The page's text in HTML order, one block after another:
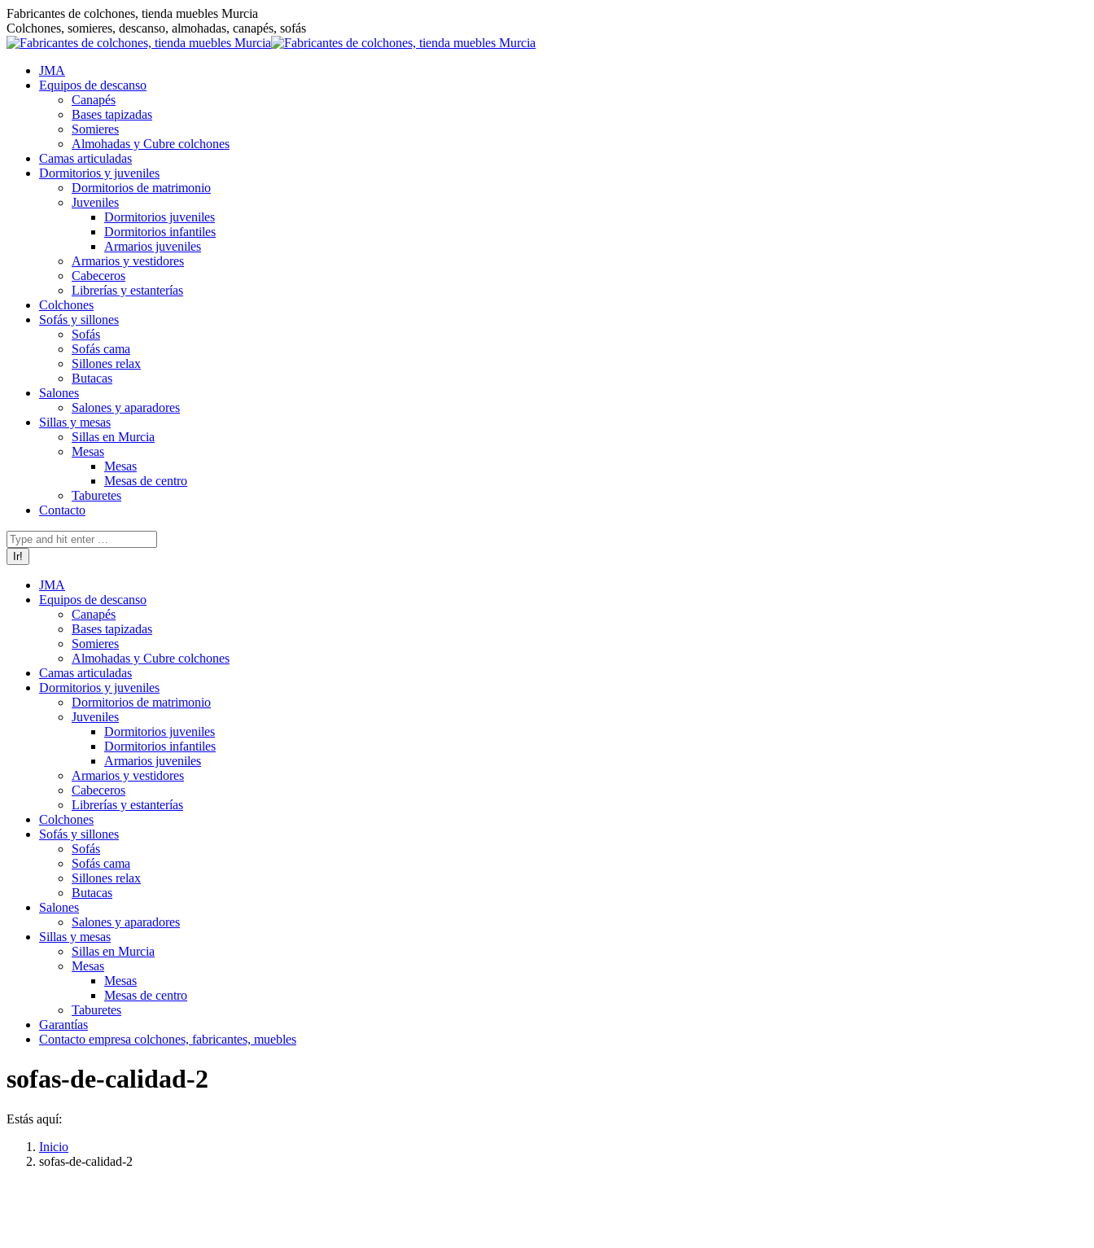
Saltar
al
contenido
Fabricantes de colchones, tienda muebles Murcia
Colchones, somieres, descanso, almohadas, canapés, sofás
JMA
Equipos de descanso
Canapés
Bases tapizadas
Somieres
Almohadas y Cubre colchones
Camas articuladas
Dormitorios y juveniles
Dormitorios de matrimonio
Juveniles
Dormitorios juveniles
Dormitorios infantiles
Armarios juveniles
Armarios y vestidores
Cabeceros
Librerías y estanterías
Colchones
Sofás y sillones
Sofás
Sofás cama
Sillones relax
Butacas
Salones
Salones y aparadores
Sillas y mesas
Sillas en Murcia
Mesas
Mesas
Mesas de centro
Taburetes
Contacto
Buscar:
JMA
Equipos de descanso
Canapés
Bases tapizadas
Somieres
Almohadas y Cubre colchones
Camas articuladas
Dormitorios y juveniles
Dormitorios de matrimonio
Juveniles
Dormitorios juveniles
Dormitorios infantiles
Armarios juveniles
Armarios y vestidores
Cabeceros
Librerías y estanterías
Colchones
Sofás y sillones
Sofás
Sofás cama
Sillones relax
Butacas
Salones
Salones y aparadores
Sillas y mesas
Sillas en Murcia
Mesas
Mesas
Mesas de centro
Taburetes
Garantías
Contacto empresa colchones, fabricantes, muebles
sofas-de-calidad-2
Estás aquí:
Inicio
sofas-de-calidad-2